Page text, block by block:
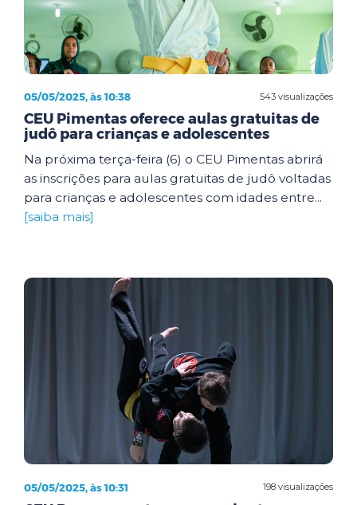
543 visualizações
05/05/2025, às 10:38
CEU Pimentas oferece aulas gratuitas de
judô para crianças e adolescentes
Na próxima terça-feira (6) o CEU Pimentas abrirá
as inscrições para aulas gratuitas de judô voltadas
para crianças e adolescentes com idades entre...
[saiba mais]
198 visualizações
05/05/2025, às 10:31